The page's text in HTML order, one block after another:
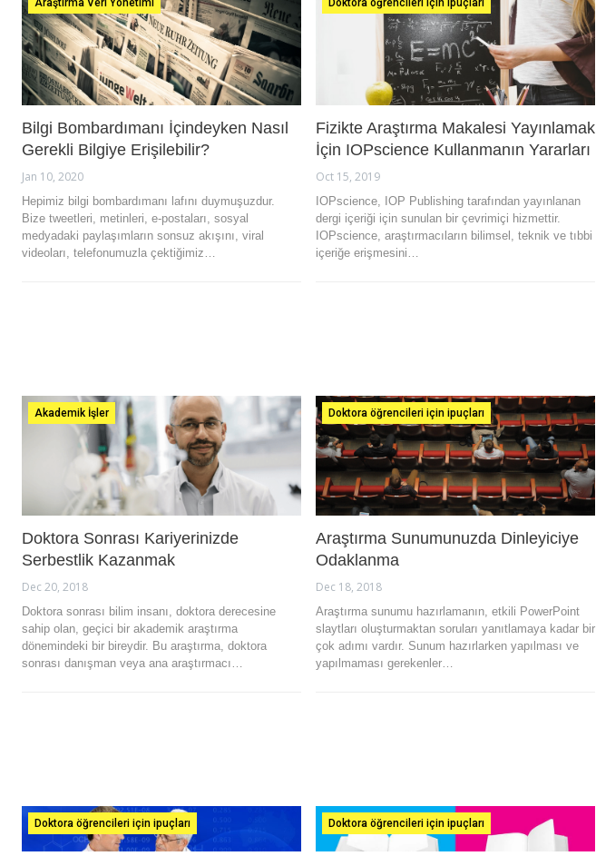
Araştırma Veri Yönetimi
Bilgi Bombardımanı İçindeyken Nasıl
Gerekli Bilgiye Erişilebilir?
Jan 10, 2020
Hepimiz bilgi bombardımanı lafını duymuşuzdur.
Bize tweetleri, metinleri, e-postaları, sosyal
medyadaki paylaşımların sonsuz akışını, viral
videoları, telefonumuzla çektiğimiz…
Doktora öğrencileri için ipuçları
Fizikte Araştırma Makalesi Yayınlamak
İçin IOPscience Kullanmanın Yararları
Oct 15, 2019
IOPscience, IOP Publishing tarafından yayınlanan
dergi içeriği için sunulan bir çevrimiçi hizmettir.
IOPscience, araştırmacıların bilimsel, teknik ve tıbbi
içeriğe erişmesini…
Akademik İşler
Doktora Sonrası Kariyerinizde
Serbestlik Kazanmak
Dec 20, 2018
Doktora sonrası bilim insanı, doktora derecesine
sahip olan, geçici bir akademik araştırma
dönemindeki bir bireydir. Bu araştırma, doktora
sonrası danışman veya ana araştırmacı…
Doktora öğrencileri için ipuçları
Araştırma Sunumunuzda Dinleyiciye
Odaklanma
Dec 18, 2018
Araştırma sunumu hazırlamanın, etkili PowerPoint
slaytları oluşturmaktan soruları yanıtlamaya kadar bir
çok adımı vardır. Sunum hazırlarken yapılması ve
yapılmaması gerekenler…
Doktora öğrencileri için ipuçları Doktora öğrencileri için ipuçları